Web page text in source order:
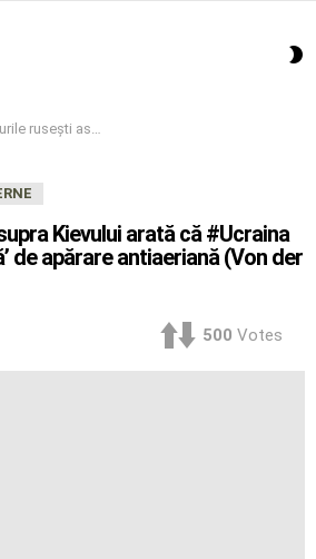
arată că #Ucraina are ‘nevoie urgentă’ de apărare antiaeriană (Von der Leyen)
Kievului arată că #Ucraina
de apărare antiaeriană (Von der
500 Votes